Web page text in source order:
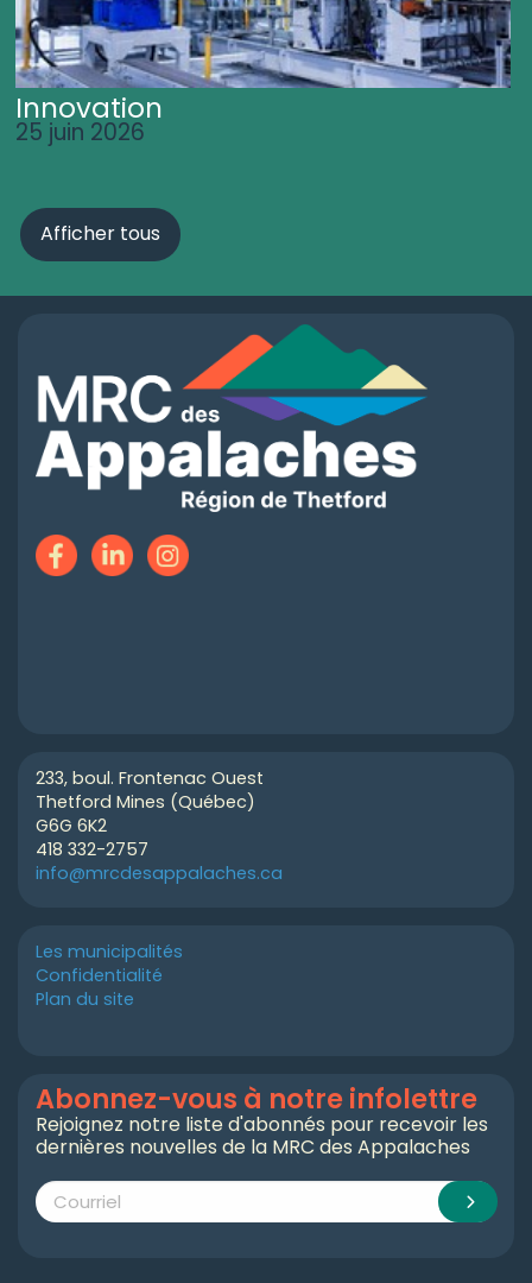
Innovation
25 juin 2026
Afficher tous
233, boul. Frontenac Ouest
Thetford Mines (Québec)
G6G 6K2
418 332-2757
info@mrcdesappalaches.ca
Les municipalités
Confidentialité
Plan du site
Abonnez-vous à notre infolettre
Rejoignez notre liste d'abonnés pour recevoir les
dernières nouvelles de la MRC des Appalaches